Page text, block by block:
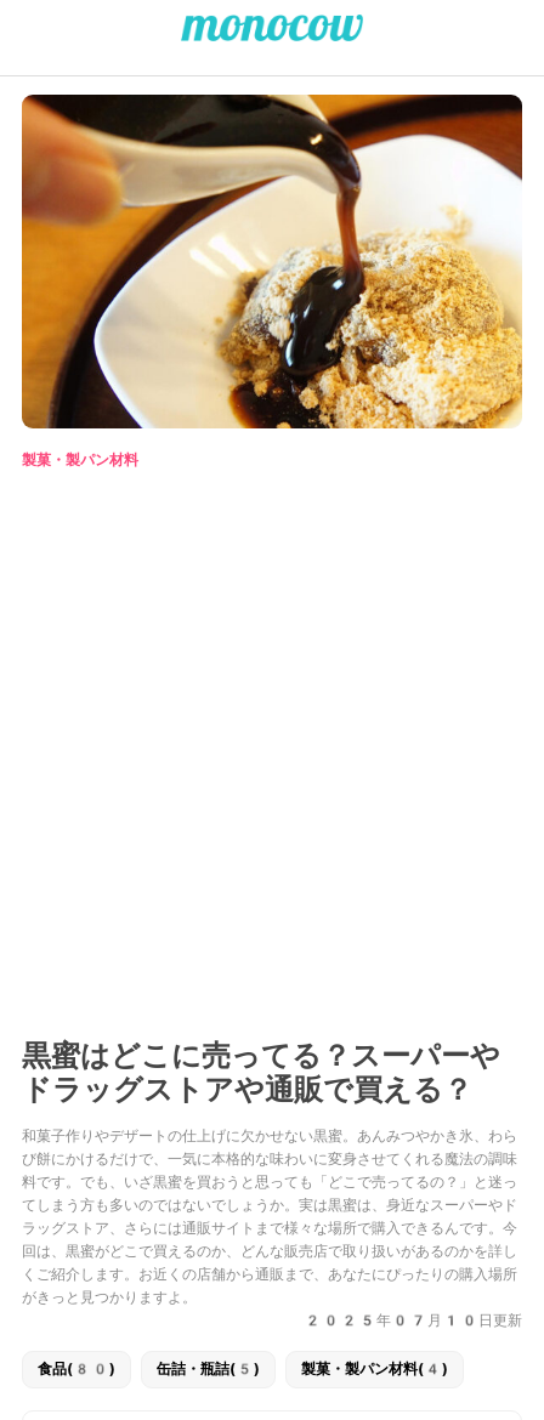
製菓・製パン材料
黒蜜はどこに売ってる？スーパーや
ドラッグストアや通販で買える？
和菓子作りやデザートの仕上げに欠かせない黒蜜。あんみつやかき氷、わら
び餅にかけるだけで、一気に本格的な味わいに変身させてくれる魔法の調味
料です。でも、いざ黒蜜を買おうと思っても「どこで売ってるの？」と迷っ
てしまう方も多いのではないでしょうか。実は黒蜜は、身近なスーパーやド
ラッグストア、さらには通販サイトまで様々な場所で購入できるんです。今
回は、黒蜜がどこで買えるのか、どんな販売店で取り扱いがあるのかを詳し
くご紹介します。お近くの店舗から通販まで、あなたにぴったりの購入場所
がきっと見つかりますよ。
2025年07月10日更新
食品(80) 缶詰・瓶詰(5) 製菓・製パン材料(4)